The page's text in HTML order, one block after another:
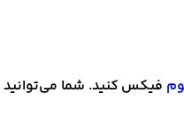
فیکس کنید. شما می‌توانید